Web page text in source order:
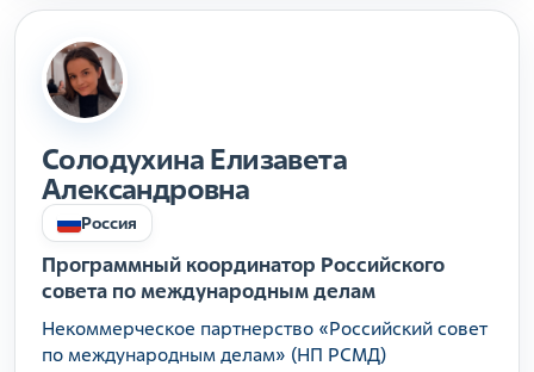
Солодухина Елизавета
Александровна
Россия
Программный координатор Российского
совета по международным делам
Некоммерческое партнерство «Российский совет
по международным делам» (НП РСМД)